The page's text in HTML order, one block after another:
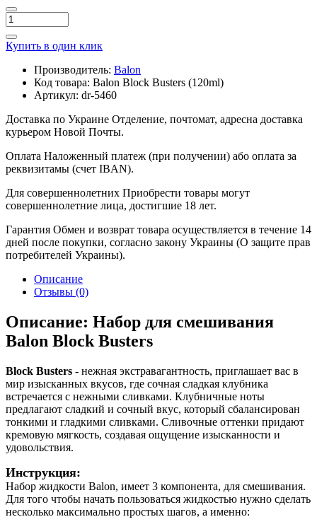
Купить в один клик
Производитель: Balon
Код товара: Balon Block Busters (120ml)
Артикул: dr-5460
Доставка по Украине Отделение, почтомат, адресна доставка
курьером Новой Почты.
Оплата Наложенный платеж (при получении) або оплата за
реквизитамы (счет IBAN).
Для совершеннолетних Приобрести товары могут
совершеннолетние лица, достигшие 18 лет.
Гарантия Обмен и возврат товара осуществляется в течение 14
дней после покупки, согласно закону Украины (О защите прав
потребителей Украины).
Описание
Отзывы (0)
Описание: Набор для смешивания
Balon Block Busters
Block Busters - нежная экстравагантность, приглашает вас в
мир изысканных вкусов, где сочная сладкая клубника
встречается с нежными сливками. Клубничные ноты
предлагают сладкий и сочный вкус, который сбалансирован
тонкими и гладкими сливками. Сливочные оттенки придают
кремовую мягкость, создавая ощущение изысканности и
удовольствия.
Инструкция:
Набор жидкости Balon, имеет 3 компонента, для смешивания.
Для того чтобы начать пользоваться жидкостью нужно сделать
несколько максимально простых шагов, а именно: